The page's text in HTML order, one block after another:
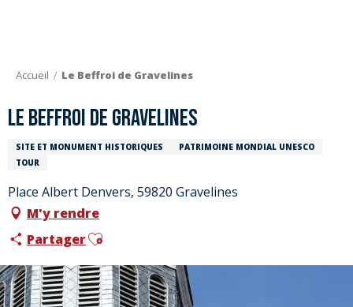
Accueil Le Beffroi de Gravelines
Le Beffroi de Gravelines
SITE ET MONUMENT HISTORIQUES
PATRIMOINE MONDIAL UNESCO
TOUR
Place Albert Denvers, 59820 Gravelines
M'y rendre
PartagerAjouter aux favoris